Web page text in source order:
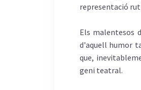
representació
Els malentesos
d'aquell humor
que,
geni teatral.